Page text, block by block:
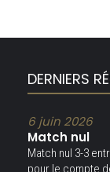
DERNIERS
6 juin 2026
Match nul
Match nul 3-3
pour le compte